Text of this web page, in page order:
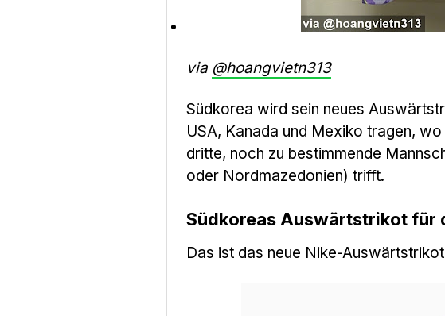
via @hoangvietn313
Südkorea wird sein neues
USA, Kanada und Mexiko tragen,
dritte, noch zu bestimmende
oder Nordmazedonien) trifft.
Südkoreas Auswärtstrikot für
Das ist das neue Nike-